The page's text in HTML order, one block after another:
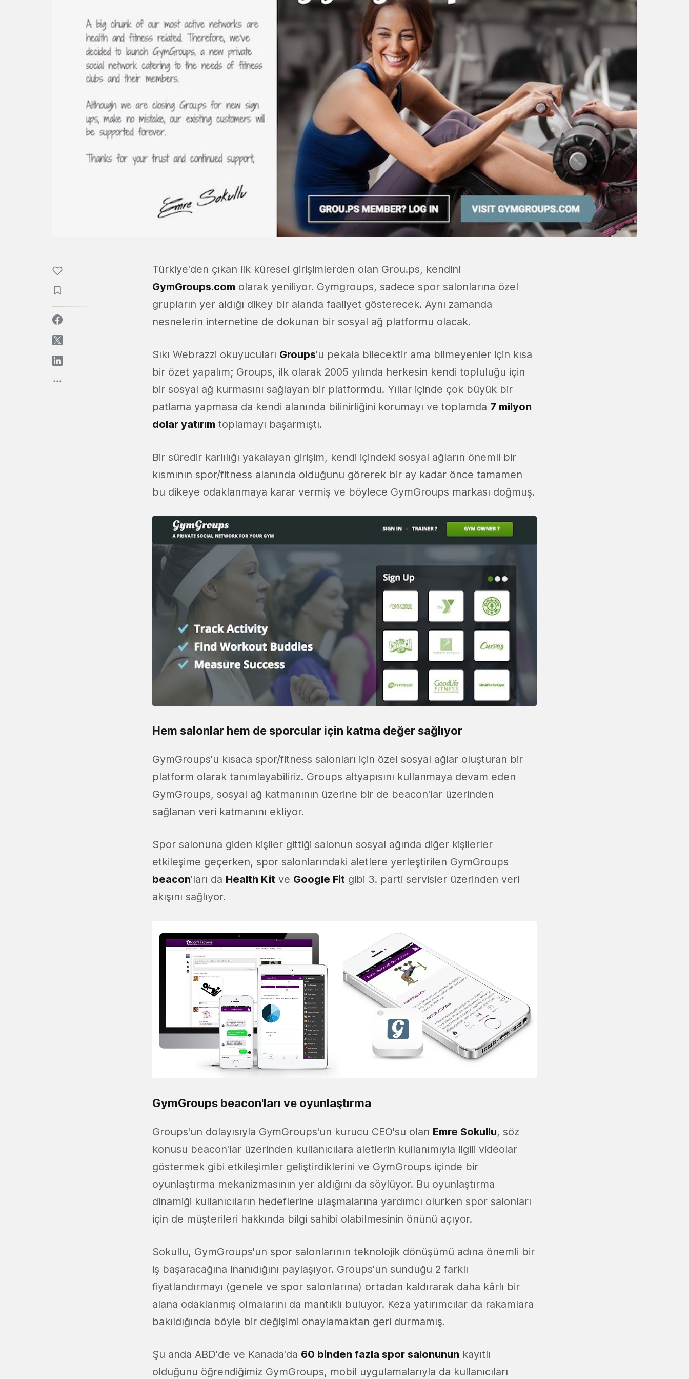
Türkiye'den çıkan ilk küresel girişimlerden olan Grou.ps, kendini
GymGroups.com olarak yeniliyor. Gymgroups, sadece spor salonlarına özel
grupların yer aldığı dikey bir alanda faaliyet gösterecek. Aynı zamanda
nesnelerin internetine de dokunan bir sosyal ağ platformu olacak.
Sıkı Webrazzi okuyucuları Groups'u pekala bilecektir ama bilmeyenler için kısa
bir özet yapalım; Groups, ilk olarak 2005 yılında herkesin kendi topluluğu için
bir sosyal ağ kurmasını sağlayan bir platformdu. Yıllar içinde çok büyük bir
patlama yapmasa da kendi alanında bilinirliğini korumayı ve toplamda 7 milyon
dolar yatırım toplamayı başarmıştı.
Bir süredir karlılığı yakalayan girişim, kendi içindeki sosyal ağların önemli bir
kısmının spor/fitness alanında olduğunu görerek bir ay kadar önce tamamen
bu dikeye odaklanmaya karar vermiş ve böylece GymGroups markası doğmuş.
Hem salonlar hem de sporcular için katma değer sağlıyor
GymGroups'u kısaca spor/fitness salonları için özel sosyal ağlar oluşturan bir
platform olarak tanımlayabiliriz. Groups altyapısını kullanmaya devam eden
GymGroups, sosyal ağ katmanının üzerine bir de beacon'lar üzerinden
sağlanan veri katmanını ekliyor.
Spor salonuna giden kişiler gittiği salonun sosyal ağında diğer kişilerler
etkileşime geçerken, spor salonlarındaki aletlere yerleştirilen GymGroups
beacon'ları da Health Kit ve Google Fit gibi 3. parti servisler üzerinden veri
akışını sağlıyor.
GymGroups beacon'ları ve oyunlaştırma
Groups'un dolayısıyla GymGroups'un kurucu CEO'su olan Emre Sokullu, söz
konusu beacon'lar üzerinden kullanıcılara aletlerin kullanımıyla ilgili videolar
göstermek gibi etkileşimler geliştirdiklerini ve GymGroups içinde bir
oyunlaştırma mekanizmasının yer aldığını da söylüyor. Bu oyunlaştırma
dinamiği kullanıcıların hedeflerine ulaşmalarına yardımcı olurken spor salonları
için de müşterileri hakkında bilgi sahibi olabilmesinin önünü açıyor.
Sokullu, GymGroups'un spor salonlarının teknolojik dönüşümü adına önemli bir
iş başaracağına inanıdığını paylaşıyor. Groups'un sunduğu 2 farklı
fiyatlandırmayı (genele ve spor salonlarına) ortadan kaldırarak daha kârlı bir
alana odaklanmış olmalarını da mantıklı buluyor. Keza yatırımcılar da rakamlara
bakıldığında böyle bir değişimi onaylamaktan geri durmamış.
Şu anda ABD'de ve Kanada'da 60 binden fazla spor salonunun kayıtlı
olduğunu öğrendiğimiz GymGroups, mobil uygulamalarıyla da kullanıcıları